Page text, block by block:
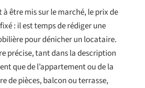
à être mis sur le marché, le prix de
: il est temps de rédiger une
pour dénicher un locataire.
précise, tant dans la description
que de l’appartement ou de la
de pièces, balcon ou terrasse,